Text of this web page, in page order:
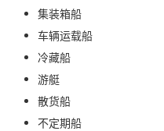
集装箱船
车辆运载船
冷藏船
游艇
散货船
不定期船